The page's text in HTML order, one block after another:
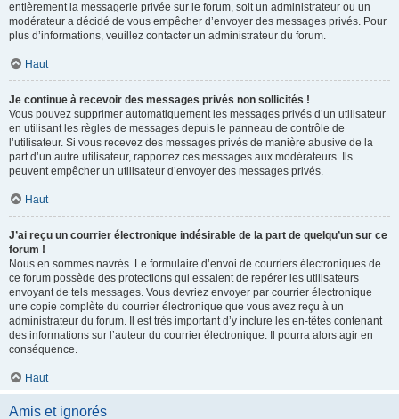
entièrement la messagerie privée sur le forum, soit un administrateur ou un
modérateur a décidé de vous empêcher d’envoyer des messages privés. Pour
plus d’informations, veuillez contacter un administrateur du forum.
Haut
Je continue à recevoir des messages privés non sollicités !
Vous pouvez supprimer automatiquement les messages privés d’un utilisateur
en utilisant les règles de messages depuis le panneau de contrôle de
l’utilisateur. Si vous recevez des messages privés de manière abusive de la
part d’un autre utilisateur, rapportez ces messages aux modérateurs. Ils
peuvent empêcher un utilisateur d’envoyer des messages privés.
Haut
J’ai reçu un courrier électronique indésirable de la part de quelqu’un sur ce
forum !
Nous en sommes navrés. Le formulaire d’envoi de courriers électroniques de
ce forum possède des protections qui essaient de repérer les utilisateurs
envoyant de tels messages. Vous devriez envoyer par courrier électronique
une copie complète du courrier électronique que vous avez reçu à un
administrateur du forum. Il est très important d’y inclure les en-têtes contenant
des informations sur l’auteur du courrier électronique. Il pourra alors agir en
conséquence.
Haut
Amis et ignorés